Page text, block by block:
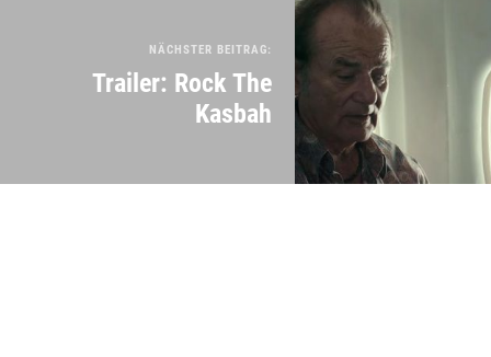
NÄCHSTER BEITRAG:
Trailer: Rock The
Kasbah